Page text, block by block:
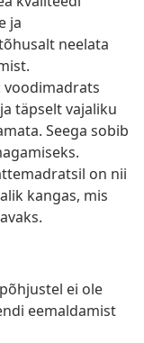
ja
neelata
voodimadrats
täpselt vajaliku
Seega sobib
on nii
kangas, mis
ei ole
eemaldamist